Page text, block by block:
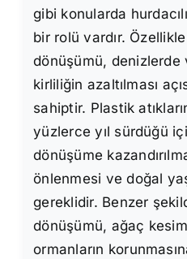
gibi konularda
bir rolü vardır.
dönüşümü, denizlerde
kirliliğin azaltılması
sahiptir. Plastik
yüzlerce yıl sürdüğü
dönüşüme
önlenmesi ve doğal
gereklidir. Benzer
dönüşümü, ağaç
ormanların